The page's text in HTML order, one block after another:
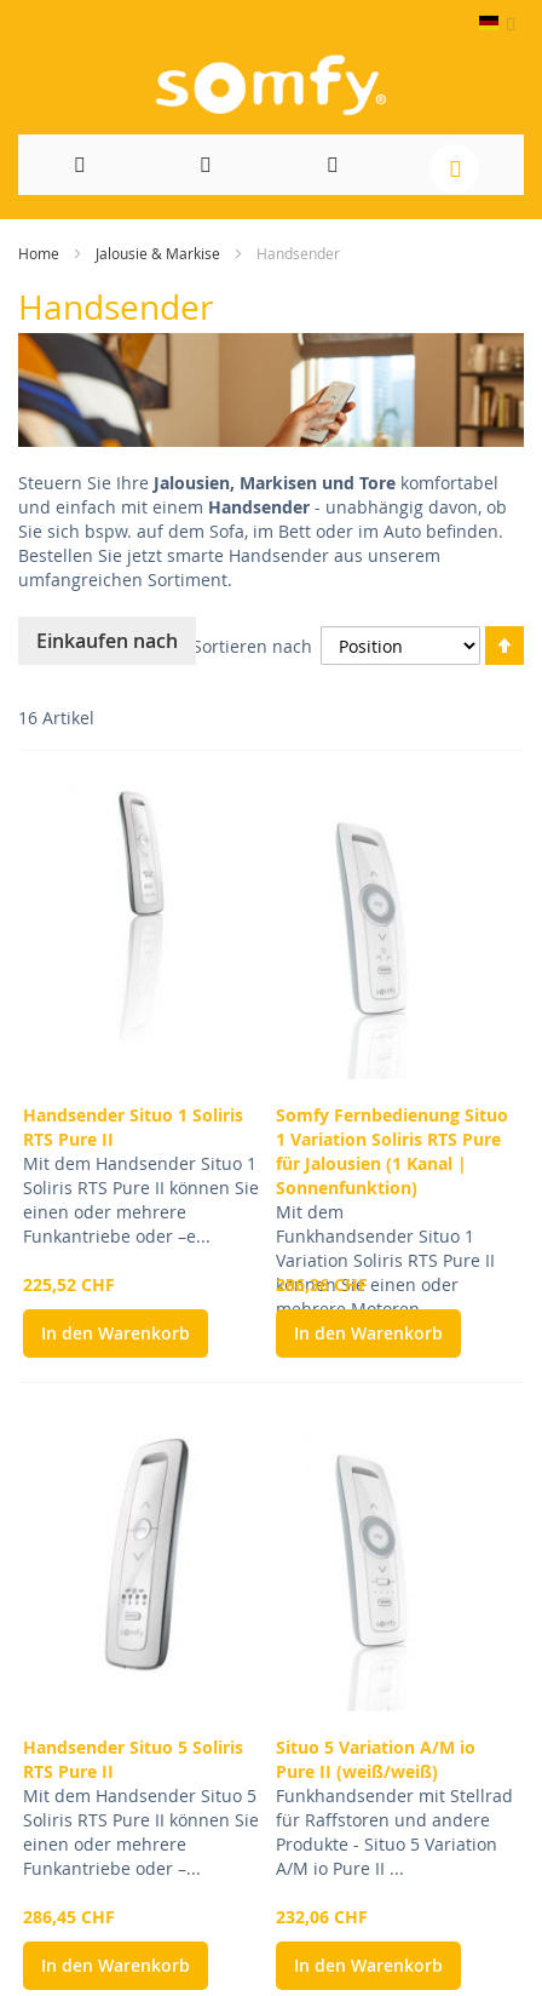
Direkt
zum
Inhalt
Home Jalousie & Markise Handsender
Handsender
Steuern Sie Ihre Jalousien, Markisen und Tore komfortabel
und einfach mit einem Handsender - unabhängig davon, ob
Sie sich bspw. auf dem Sofa, im Bett oder im Auto befinden.
Bestellen Sie jetzt smarte Handsender aus unserem
umfangreichen Sortiment.
16 Artikel
Sortieren nach
Handsender Situo 1 Soliris
RTS Pure II
Mit dem Handsender Situo 1
Soliris RTS Pure II können Sie
einen oder mehrere
Funkantriebe oder –e...
225,52 CHF
In den Warenkorb
Somfy Fernbedienung Situo
1 Variation Soliris RTS Pure
für Jalousien (1 Kanal |
Sonnenfunktion)
Mit dem
Funkhandsender Situo 1
Variation Soliris RTS Pure II
können Sie einen oder
mehrere Motoren...
286,36 CHF
In den Warenkorb
Handsender Situo 5 Soliris
RTS Pure II
Mit dem Handsender Situo 5
Soliris RTS Pure II können Sie
einen oder mehrere
Funkantriebe oder –...
286,45 CHF
In den Warenkorb
Situo 5 Variation A/M io
Pure II (weiß/weiß)
Funkhandsender mit Stellrad
für Raffstoren und andere
Produkte - Situo 5 Variation
A/M io Pure II ...
232,06 CHF
In den Warenkorb
Einkaufen nach